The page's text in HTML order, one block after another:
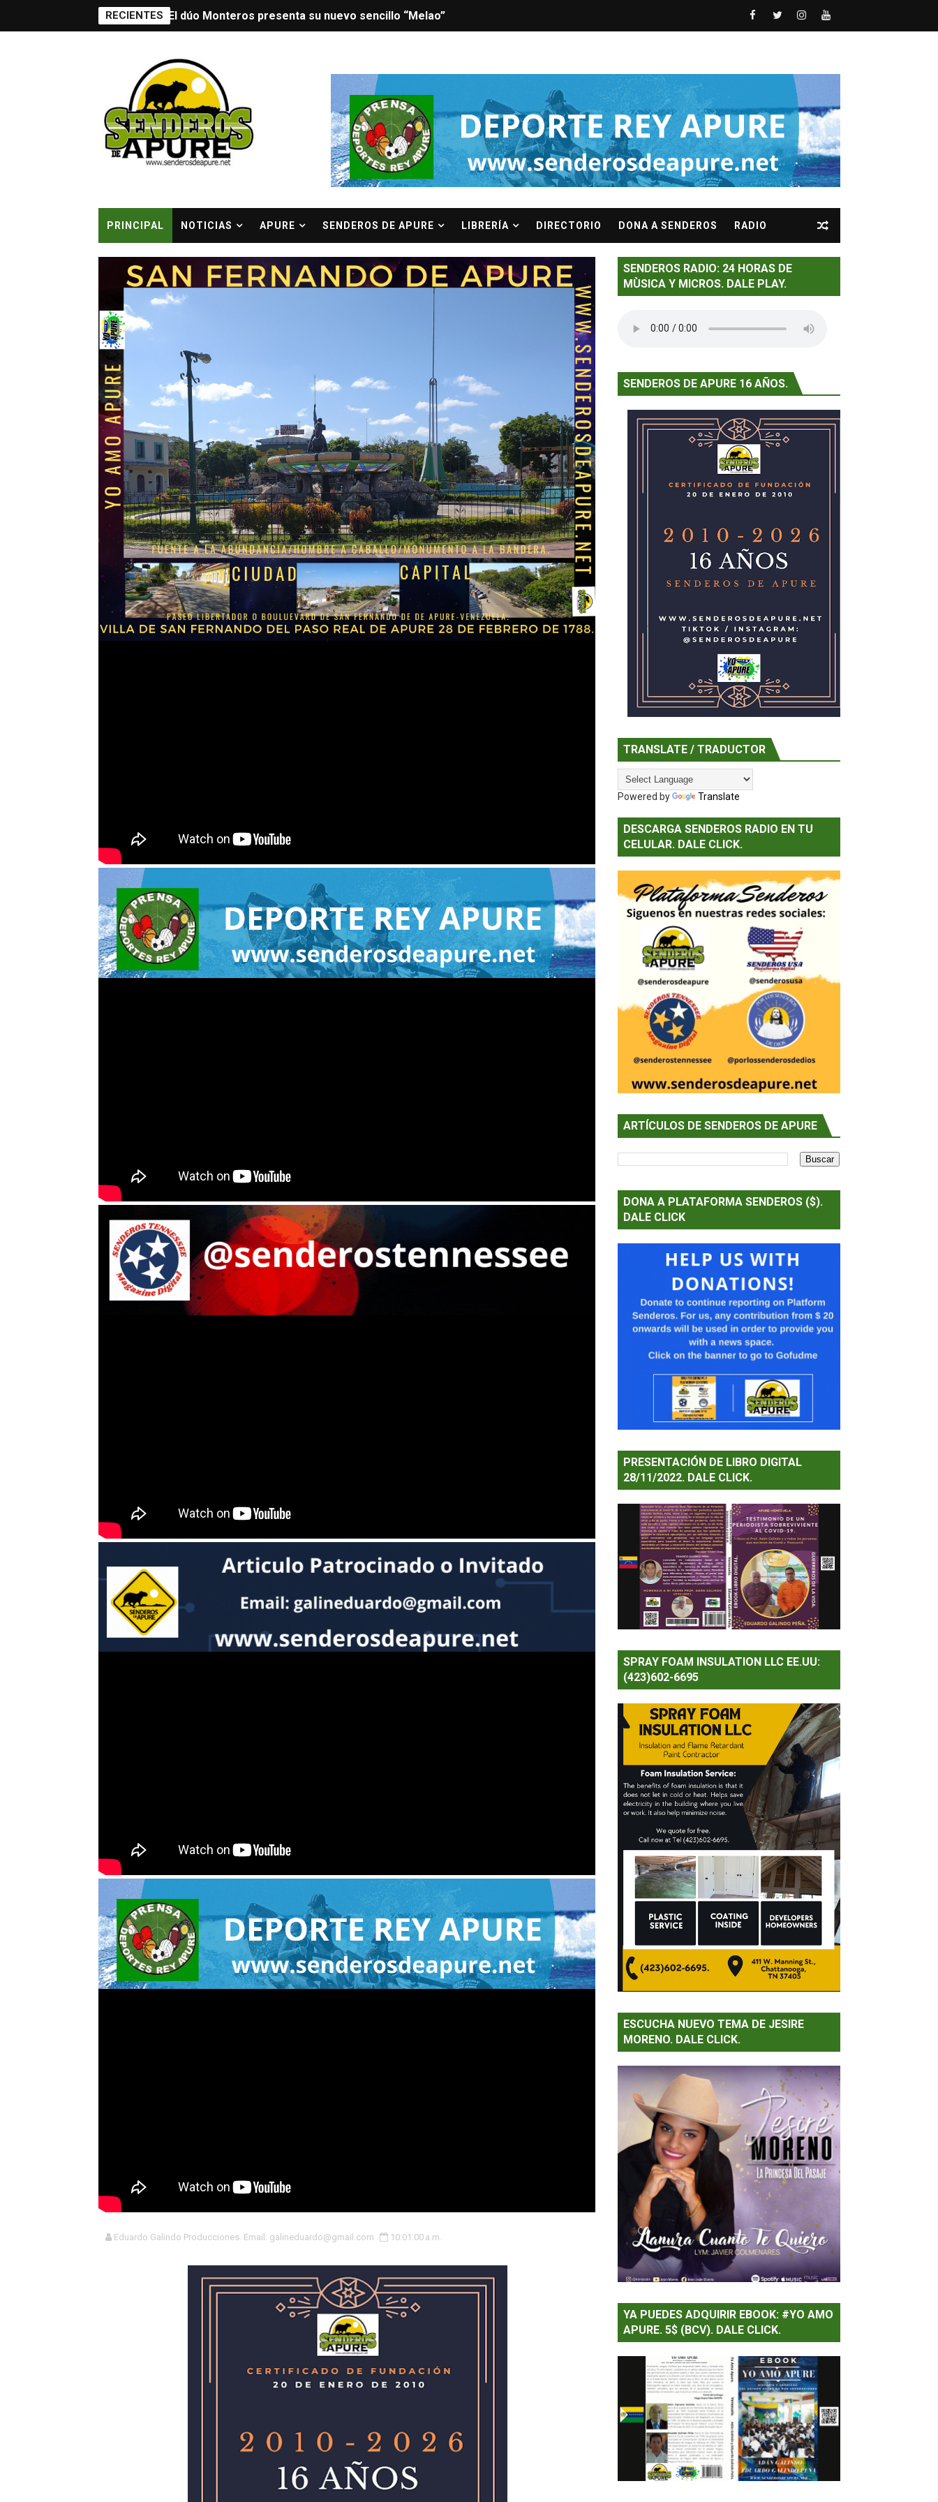
RECIENTES El compositor y contrabajista José Ángel Méndez debuta como escritor con: La Sonata del Orange
-- Sebastián Rivero, el DJ venezolano que conquistará Tomorrowland 2026
Presentado en Caracas nuevo helado ligero TriLight de Crema Helados
Extreme Gore Productions y Horda Oriente presentan "Puerto Infernal" en el marco de la gira "Evil Death Over Venezuela"
Team Codepeques se corona bicampeón en la Copa KA'I 2026
Roberto Smith Perera: El capital privado debe ser el protagonista de la reconstrucción de La Guaira
Dernier Cosmetics llena centros comerciales con aulas magistrales sobre salud de la piel
Elena estrena el video de “Los Días Locos”: Una obra visual nacida de la intimidad y la complicidad musical
El fin de la residencia humanitaria para venezolanos en España obliga a analizar alternativas
Universidad Santander e Intezia presentan programa avanzado de Inteligencia Artificial para el sector educativo en Venezuela
Oskar Lares Celebra Su Primer Millón De Reproducciones En Youtube Con “¡BOOM!”
Periodista Exiliado en EE.UU Eduardo Galindo Peña y su familia recibieron notificación de sobreseimiento de la causa por tribunal en Apure.
OSKAR LARES CELEBRA SU PRIMER MILLÓN DE REPRODUCCIONES EN YOUTUBE CON “¡BOOM!”
“Tus Ojos”: lo nuevo de Aron Luix ya disponible
LOS HITMEN REVIVEN LA ESENCIA DEL PERREO CLÁSICO JUNTO A WISIN Y DE LA GHETTO EN “LA CULPABLE”
La Orquesta Sinfónica Simanof busca conquistar Japón
“Parque Industrial Caucho” inicia producción de cauchos para motocicletas en Venezuela
El guitarrista Orlando Molina presenta el disco “Antes, Siempre”: una reinvención de la canción latinoamericana
PRINCIPAL NOTICIAS APURE SENDEROS DE APURE LIBRERÍA DIRECTORIO DONA A SENDEROS RADIO
Eduardo Galindo Producciones. Email: galineduardo@gmail.com 10:01:00 a.m.
SENDEROS RADIO: 24 HORAS DE
MÙSICA Y MICROS. DALE PLAY.
SENDEROS DE APURE 16 AÑOS.
TRANSLATE / TRADUCTOR
Powered by Translate
DESCARGA SENDEROS RADIO EN TU
CELULAR. DALE CLICK.
ARTÍCULOS DE SENDEROS DE APURE
DONA A PLATAFORMA SENDEROS ($).
DALE CLICK
PRESENTACIÓN DE LIBRO DIGITAL
28/11/2022. DALE CLICK.
SPRAY FOAM INSULATION LLC EE.UU:
(423)602-6695
ESCUCHA NUEVO TEMA DE JESIRE
MORENO. DALE CLICK.
YA PUEDES ADQUIRIR EBOOK: #YO AMO
APURE. 5$ (BCV). DALE CLICK.